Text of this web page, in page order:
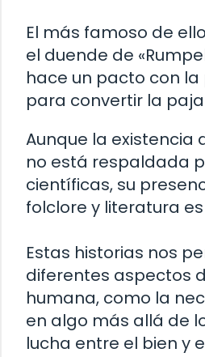
El más famoso de
el duende de
hace un pacto con
para convertir la
Aunque la existencia
no está respaldada
científicas, su
folclore y literatura
Estas historias nos
diferentes aspectos
humana, como la
en algo más allá de
lucha entre el bien y